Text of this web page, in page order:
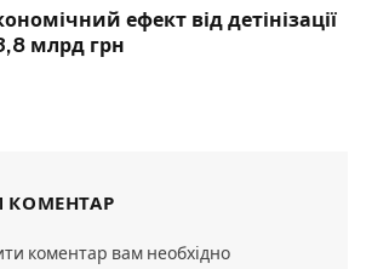
ефект від детінізації
млрд грн
коментар вам необхідно